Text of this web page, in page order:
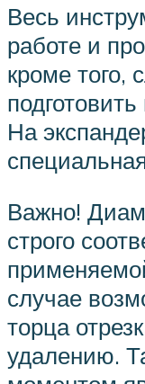
Весь
работе и
кроме того,
На
Важно!
строго
случае
торца
удалению.